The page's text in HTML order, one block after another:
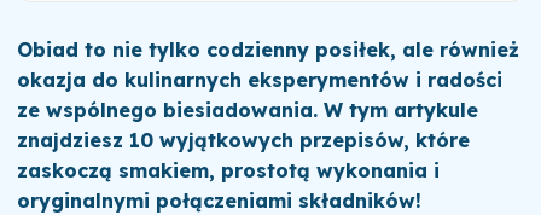
Obiad to nie tylko codzienny posiłek, ale również
okazja do kulinarnych eksperymentów i radości
ze wspólnego biesiadowania. W tym artykule
znajdziesz 10 wyjątkowych przepisów, które
zaskoczą smakiem, prostotą wykonania i
oryginalnymi połączeniami składników!